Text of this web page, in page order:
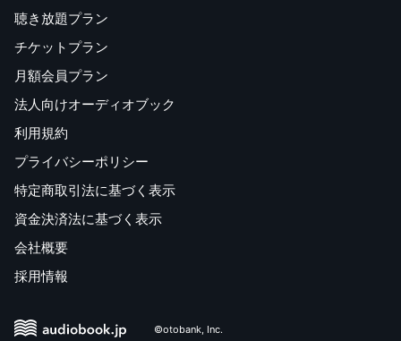
聴き放題プラン
チケットプラン
月額会員プラン
法人向けオーディオブック
利用規約
プライバシーポリシー
特定商取引法に基づく表示
資金決済法に基づく表示
会社概要
採用情報
©otobank, Inc.